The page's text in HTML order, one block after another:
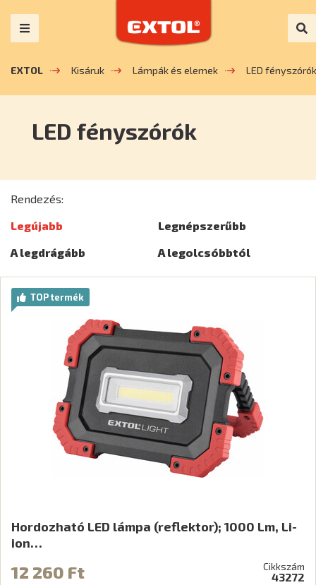
EXTOL Kisáruk Lámpák és elemek LED fényszórók
LED fényszórók
Rendezés:
Legújabb
Legnépszerűbb
A legdrágább
A legolcsóbbtól
TOP termék
Hordozható LED lámpa (reflektor); 1000 Lm, Li-
ion…
12 260 Ft Cikkszám
43272